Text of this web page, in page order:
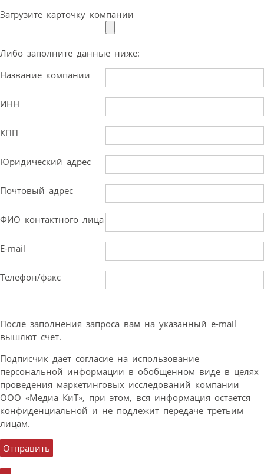
Загрузите карточку компании
Либо заполните данные ниже:
Название компании
ИНН
КПП
Юридический адрес
Почтовый адрес
ФИО контактного лица
E-mail
Телефон/факс
После заполнения запроса вам на указанный e-mail
вышлют счет.
Подписчик дает согласие на использование
персональной информации в обобщенном виде в целях
проведения маркетинговых исследований компании
ООО «Медиа КиТ», при этом, вся информация остается
конфиденциальной и не подлежит передаче третьим
лицам.